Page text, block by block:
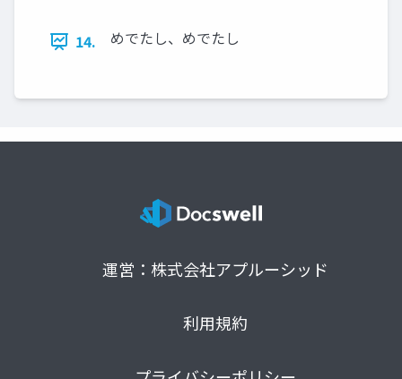
14. めでたし、めでたし
運営：株式会社アプルーシッド
利用規約